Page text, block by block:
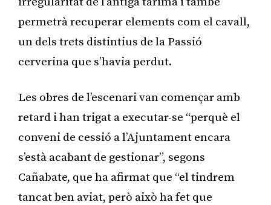
permetrà recuperar elements com el cavall,
un dels trets distintius de la Passió
cerverina que s’havia perdut.
Les obres de l’escenari van començar amb
retard i han trigat a executar-se “perquè el
conveni de cessió a l’Ajuntament encara
s’està acabant de gestionar”, segons
Cañabate, que ha afirmat que “el tindrem
tancat ben aviat, però això ha fet que